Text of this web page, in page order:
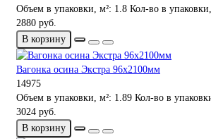
Объем в упаковки, м²: 1.8 Кол-во в
2880 руб.
В корзину
Вагонка осина Экстра 96х2100мм
14975
Объем в упаковки, м²: 1.89 Кол-во в
3024 руб.
В корзину